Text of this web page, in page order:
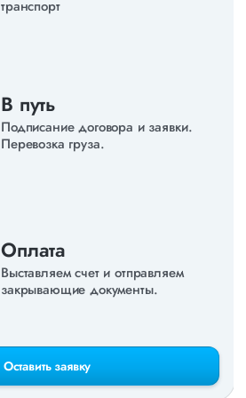
транспорт
В путь
Подписание договора и заявки.
Перевозка груза.
Оплата
Выставляем счет и отправляем
закрывающие документы.
Оставить заявку